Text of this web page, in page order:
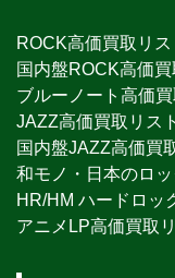
ROCK高価買取リス
国内盤ROCK高価買
ブルーノート高価買
JAZZ高価買取リスト
国内盤JAZZ高価買
和モノ・日本のロ
HR/HM ハードロッ
アニメLP高価買取